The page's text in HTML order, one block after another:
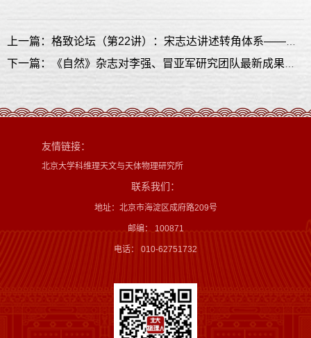
友情链接：
北京大学科维理天文与天体物理研究所
联系我们：
地址：北京市海淀区成府路209号
邮编： 100871
电话： 010-62751732